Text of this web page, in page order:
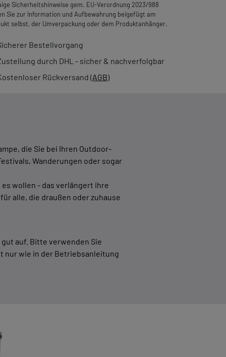
Sicherheitshinweise gem. EU-Verordnung 2023/988
Sie zur Information und Aufbewahrung beigefügt am
selbst, der Umverpackung oder dem Produktanhänger.
Bestellvorgang
durch DHL - sicher & nachverfolgbar
Rückversand (AGB)
die Sie bei Ihren Outdoor-
Wanderungen oder sogar
wollen - das verlängert ihre
alle, die draußen oder zuhause
auf. Bitte verwenden Sie
nur wie in der Betriebsanleitung